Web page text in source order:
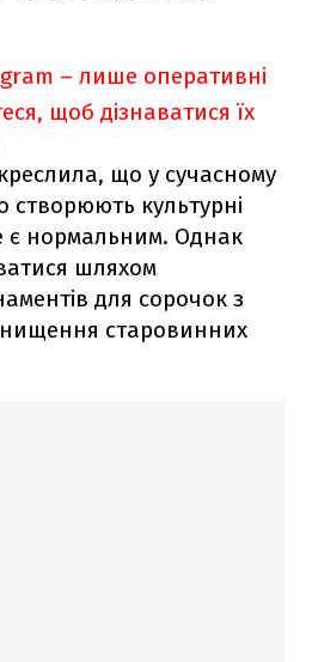
– лише оперативні
щоб дізнаватися їх
що у сучасному
створюють культурні
є нормальним. Однак
шляхом
для сорочок з
старовинних